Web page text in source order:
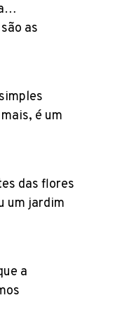
as
é um
das flores
um jardim
a